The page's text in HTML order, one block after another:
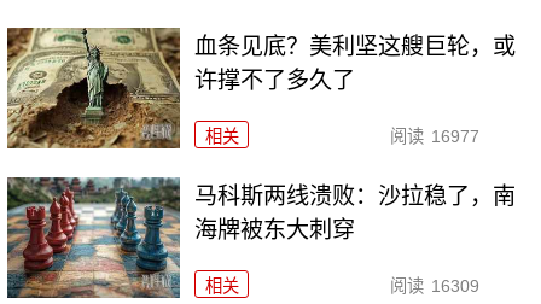
血条见底？美利坚这艘巨轮，或
许撑不了多久了
相关 阅读 16977
马科斯两线溃败：沙拉稳了，南
海牌被东大刺穿
相关 阅读 16309